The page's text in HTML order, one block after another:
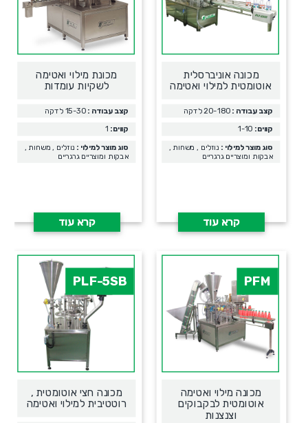
מכונת מילוי ואטימה
לשקיות עומדות
קצב עבודה : 15-30 לדקה
קווים:
סוג מוצר למילוי : נוזלים , משחות ,
אבקות ומוצריים גרגריים
קרא עוד
מכונה אוניברסלית
אוטומטית למילוי ואטימה
קצב עבודה : 20-180 לדקה
קווים:
סוג מוצר למילוי : נוזלים , משחות ,
אבקות ומוצריים גרגריים
קרא עוד
PLF-5SB
מכונה חצי אוטומטית ,
רוטטיבית למילוי ואטימה
PFM
מכונה מילוי ואטימה
אוטומטית לבקבוקים
וצנצנות